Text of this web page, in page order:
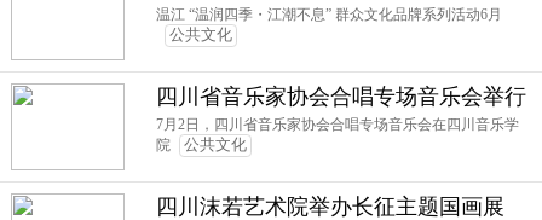
满收官！音乐会、皮影戏、短视频课
堂，解锁温江夏日烟火浪漫
温江 “温润四季・江潮不息” 群众文化品牌系列活动6月
公共文化
四川省音乐家协会合唱专场音乐会举行
7月2日，四川省音乐家协会合唱专场音乐会在四川音乐学
院
公共文化
四川沫若艺术院举办长征主题国画展